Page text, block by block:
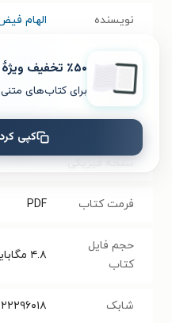
نویسنده الهام
ویراستار زهرا اسدی
انتشارات انتشارات
نسخه فیزیکی
۱۴۰۱/۰۷/
فرمت کتاب PDF
حجم فایل
کتاب
۴.۸
شابک
٪۵۰ تخفیف ویژۀ اولین خرید
برای کتاب‌های
کپی